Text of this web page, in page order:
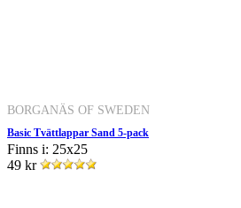
BORGANÄS OF SWEDEN
Basic Tvättlappar Sand 5-pack
Finns i: 25x25
49 kr